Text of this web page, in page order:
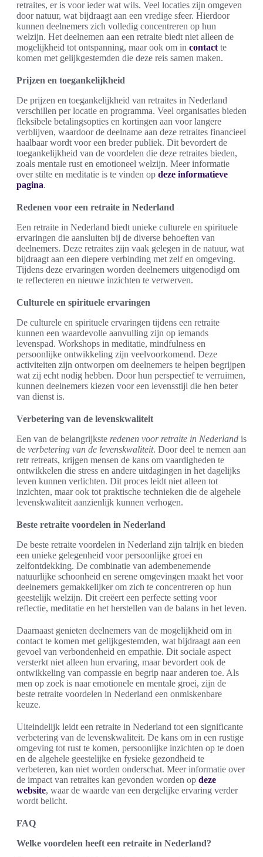
retraites, er is voor ieder wat wils. Veel locaties zijn omgeven
door natuur, wat bijdraagt aan een vredige sfeer. Hierdoor
kunnen deelnemers zich volledig concentreren op hun
welzijn. Het deelnemen aan een retraite biedt niet alleen de
mogelijkheid tot ontspanning, maar ook om in contact te
komen met gelijkgestemden die deze reis samen maken.
Prijzen en toegankelijkheid
De prijzen en toegankelijkheid van retraites in Nederland
verschillen per locatie en programma. Veel organisaties bieden
fleksibele betalingsopties en kortingen aan voor langere
verblijven, waardoor de deelname aan deze retraites financieel
haalbaar wordt voor een breder publiek. Dit bevordert de
toegankelijkheid van de voordelen die deze retraites bieden,
zoals mentale rust en emotioneel welzijn. Meer informatie
over stilte en meditatie is te vinden op deze informatieve
pagina.
Redenen voor een retraite in Nederland
Een retraite in Nederland biedt unieke culturele en spirituele
ervaringen die aansluiten bij de diverse behoeften van
deelnemers. Deze retraites zijn vaak gelegen in de natuur, wat
bijdraagt aan een diepere verbinding met zelf en omgeving.
Tijdens deze ervaringen worden deelnemers uitgenodigd om
te reflecteren en nieuwe inzichten te verwerven.
Culturele en spirituele ervaringen
De culturele en spirituele ervaringen tijdens een retraite
kunnen een waardevolle aanvulling zijn op iemands
levenspad. Workshops in meditatie, mindfulness en
persoonlijke ontwikkeling zijn veelvoorkomend. Deze
activiteiten zijn ontworpen om deelnemers te helpen begrijpen
wat zij echt nodig hebben. Door hun perspectief te verruimen,
kunnen deelnemers kiezen voor een levensstijl die hen beter
van dienst is.
Verbetering van de levenskwaliteit
Een van de belangrijkste redenen voor retraite in Nederland is
de verbetering van de levenskwaliteit. Door deel te nemen aan
retr retreats, krijgen mensen de kans om vaardigheden te
ontwikkelen die stress en andere uitdagingen in het dagelijks
leven kunnen verlichten. Dit proces leidt niet alleen tot
inzichten, maar ook tot praktische technieken die de algehele
levenskwaliteit aanzienlijk kunnen verhogen.
Beste retraite voordelen in Nederland
De beste retraite voordelen in Nederland zijn talrijk en bieden
een unieke gelegenheid voor persoonlijke groei en
zelfontdekking. De combinatie van adembenemende
natuurlijke schoonheid en serene omgevingen maakt het voor
deelnemers gemakkelijker om zich te concentreren op hun
geestelijk welzijn. Dit creëert een perfecte setting voor
reflectie, meditatie en het herstellen van de balans in het leven.
Daarnaast genieten deelnemers van de mogelijkheid om in
contact te komen met gelijkgestemden, wat bijdraagt aan een
gevoel van verbondenheid en empathie. Dit sociale aspect
versterkt niet alleen hun ervaring, maar bevordert ook de
ontwikkeling van compassie en begrip naar anderen toe. Als
men op zoek is naar emotionele en mentale groei, zijn de
beste retraite voordelen in Nederland een onmiskenbare
keuze.
Uiteindelijk leidt een retraite in Nederland tot een significante
verbetering van de levenskwaliteit. De kans om in een rustige
omgeving tot rust te komen, persoonlijke inzichten op te doen
en de algehele geestelijke en fysieke gezondheid te
verbeteren, kan niet worden onderschat. Meer informatie over
de impact van retraites kan gevonden worden op deze
website, waar de waarde van een dergelijke ervaring verder
wordt belicht.
FAQ
Welke voordelen heeft een retraite in Nederland?